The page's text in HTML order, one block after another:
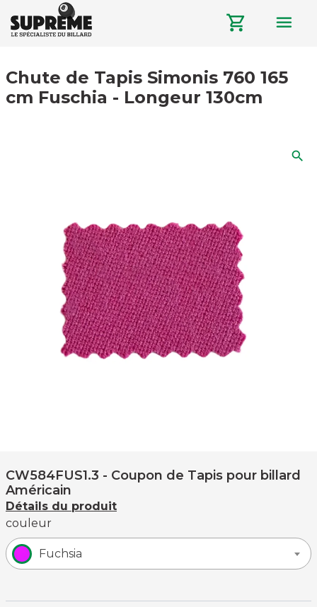
shopping_cart menu
Chute de Tapis Simonis 760 165
cm Fuschia - Longeur 130cm
search
CW584FUS1.3 - Coupon de Tapis pour billard
Américain
Détails du produit
couleur
Fuchsia